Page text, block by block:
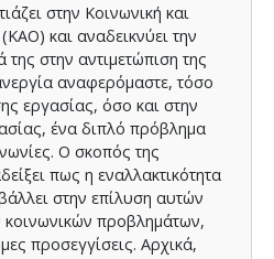
στην Κοινωνική και
και αναδεικνύει την
στην αντιμετώπιση της
αναφερόμαστε, τόσο
εργασίας, όσο και στην
ένα διπλό πρόβλημα
Ο σκοπός της
πως η εναλλακτικότητα
στην επίλυση αυτών
προβλημάτων,
προσεγγίσεις. Αρχικά,